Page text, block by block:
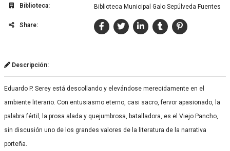
Biblioteca: Biblioteca Municipal Galo Sepúlveda Fuentes
Share:
Descripción:
Eduardo P. Serey está descollando y elevándose merecidamente en el
ambiente literario. Con entusiasmo eterno, casi sacro, fervor apasionado, la
palabra fértil, la prosa alada y quejumbrosa, batalladora, es el Viejo Pancho,
sin discusión uno de los grandes valores de la literatura de la narrativa
porteña.